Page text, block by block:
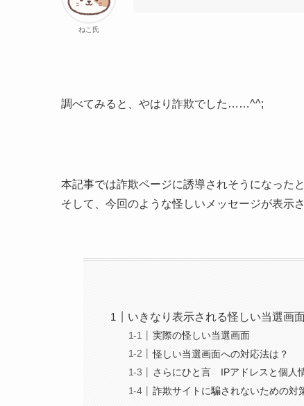
ねこ氏
調べてみると、やはり詐欺でした……^^;
本記事では詐欺ページに誘導されそうになった
そして、今回のような怪しいメッセージが表示
いきなり表示される怪しい当選画
実際の怪しい当選画面
怪しい当選画面への対応法は？
さらにひと言 IPアドレスと個人
詐欺サイトに騙されないための対